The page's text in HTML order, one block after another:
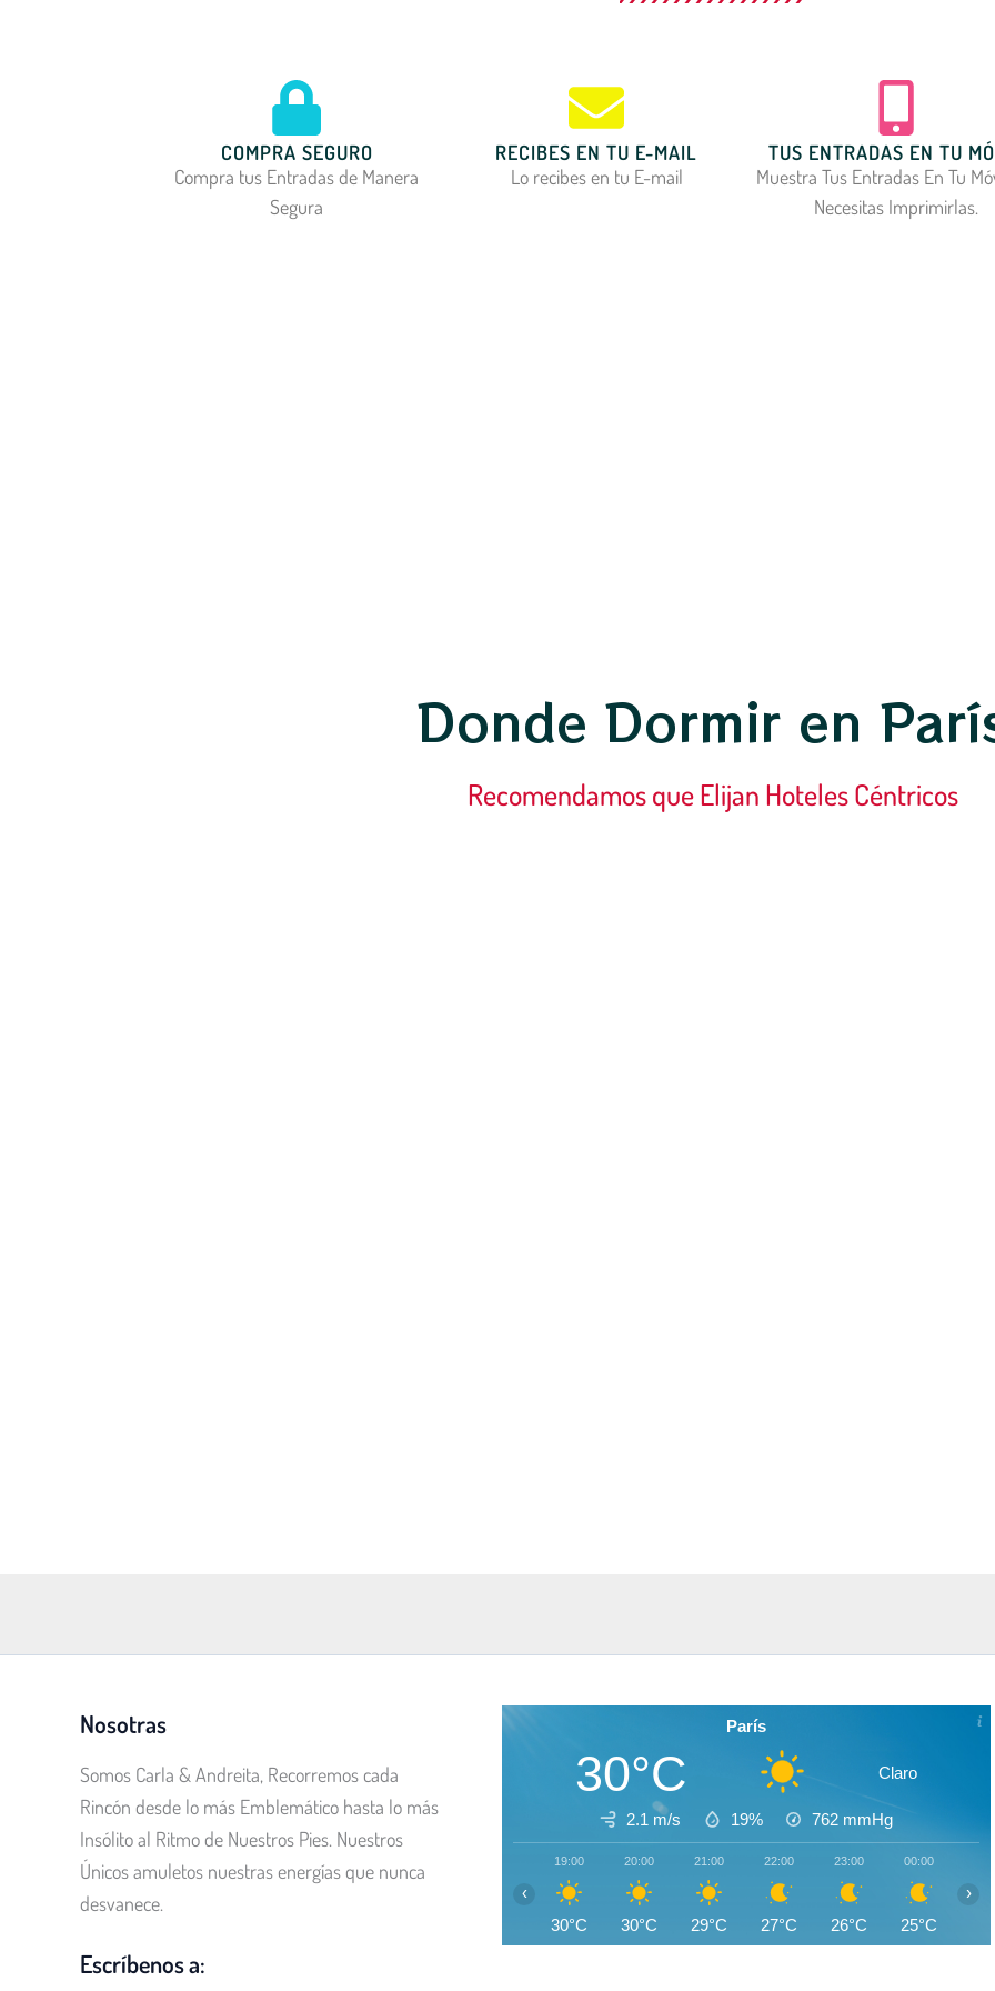
COMPRA SEGURO
Compra tus Entradas de Manera
Segura
RECIBES EN TU E-MAIL
Lo recibes en tu E-mail
TUS ENTRADAS EN TU
Muestra Tus Entradas En Tu
Necesitas Imprimirlas.
Donde Dormir en
Recomendamos que Elijan Hoteles Céntricos
Nosotras
Somos Carla & Andreita, Recorremos cada
Rincón desde lo más Emblemático hasta lo más
Insólito al Ritmo de Nuestros Pies. Nuestros
Únicos amuletos nuestras energías que nunca
desvanece.
Escríbenos a:
París
30°C Claro
2.1 m/s 19% 762 mmHg
19:00
30°C
20:00
30°C
21:00
29°C
22:00
27°C
23:00
26°C
00:00
25°C
‹ ›